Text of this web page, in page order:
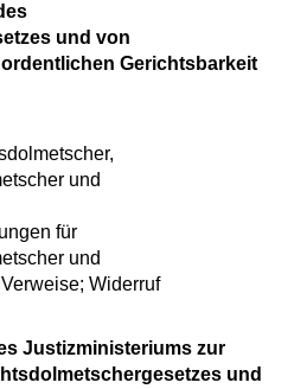
und von
Gerichtsbarkeit
und
für
und
Widerruf
Justizministeriums zur
und